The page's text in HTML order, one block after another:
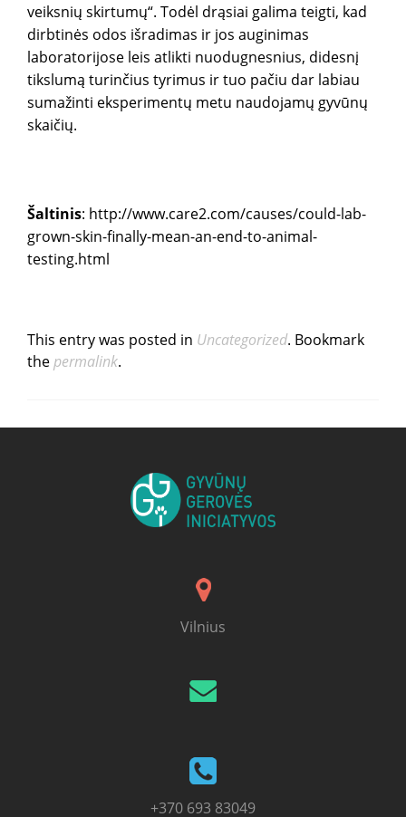
veiksnių skirtumų“. Todėl drąsiai galima teigti, kad
dirbtinės odos išradimas ir jos auginimas
laboratorijose leis atlikti nuodugnesnius, didesnį
tikslumą turinčius tyrimus ir tuo pačiu dar labiau
sumažinti eksperimentų metu naudojamų gyvūnų
skaičių.
Šaltinis: http://www.care2.com/causes/could-lab-
grown-skin-finally-mean-an-end-to-animal-
testing.html
This entry was posted in Uncategorized. Bookmark
thepermalink.
Vilnius
+370 693 83049